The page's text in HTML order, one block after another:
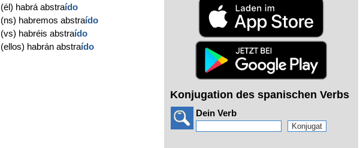
(él) habrá abstraído
(ns) habremos abstraído
(vs) habréis abstraído
(ellos) habrán abstraído
Konjugation des spanischen Verbs
Dein Verb